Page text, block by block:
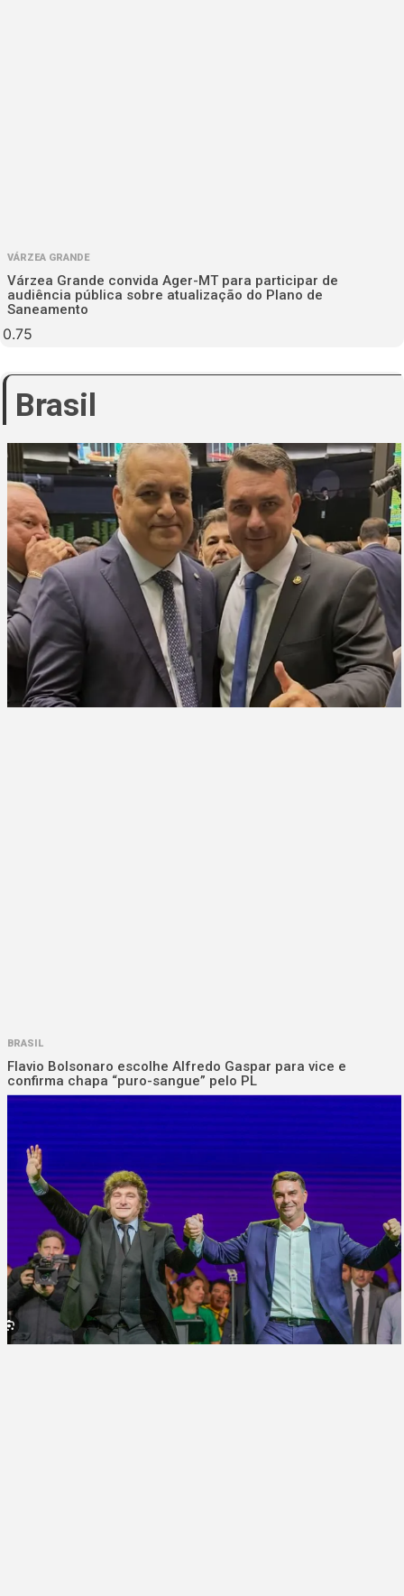
VÁRZEA GRANDE
Várzea Grande convida Ager-MT para participar de
audiência pública sobre atualização do Plano de
Saneamento
Brasil
BRASIL
Flavio Bolsonaro escolhe Alfredo Gaspar para vice e
confirma chapa “puro-sangue” pelo PL